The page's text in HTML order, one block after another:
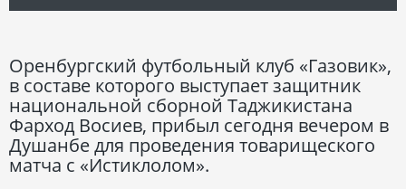
Оренбургский футбольный клуб «Газовик»,
в составе которого выступает защитник
национальной сборной Таджикистана
Фарход Восиев, прибыл сегодня вечером в
Душанбе для проведения товарищеского
матча с «Истиклолом».